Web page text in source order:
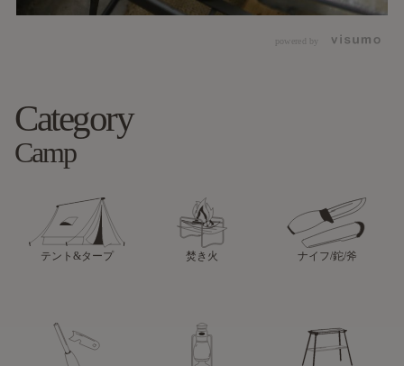
powered by
Category
Camp
テント&タープ 焚き火 ナイフ/鉈/斧